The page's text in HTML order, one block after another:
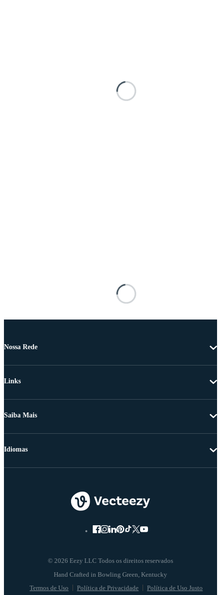
Nossa Rede
Links
Saiba Mais
© 2026 Eezy LLC Todos os direitos reservados
Termos de Uso Política de Privacidade Política de Uso Justo
Idiomas